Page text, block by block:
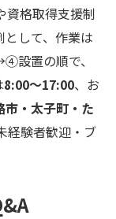
資格取得支援制
して、作業は
置の順で、
8:00～17:00、お
市・太子町・た
経験者歓迎・ブ